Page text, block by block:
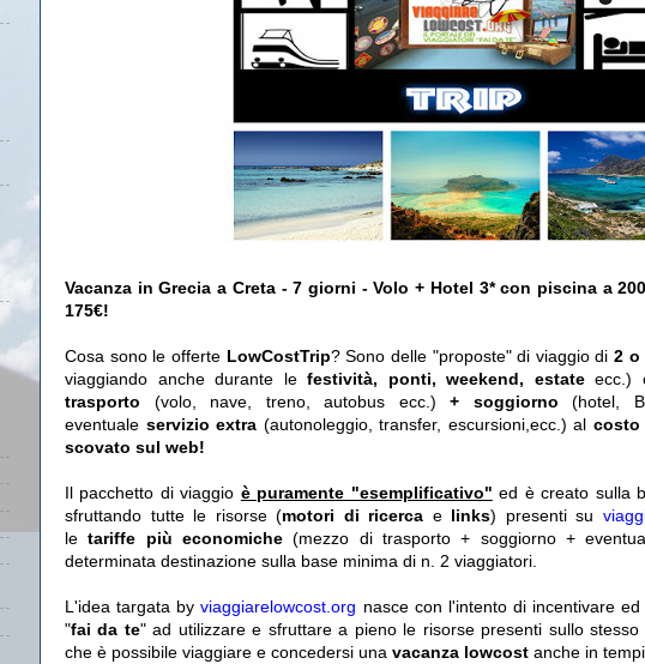
Vacanza in Grecia a Creta - 7 giorni - Volo + Hotel 3* con piscina a
175€!
Cosa sono le offerte LowCostTrip? Sono delle "proposte" di viaggio di2 o
viaggiando anche durante lefestività, ponti, weekend, estateecc.)
trasporto (volo, nave, treno, autobus ecc.) + soggiorno (hotel,
eventuale servizio extra (autonoleggio, transfer, escursioni,ecc.) al costo
scovato sul web!
Il pacchetto di viaggio è puramente "esemplificativo" ed è creato sulla
sfruttando tutte le risorse (motori di ricerca e links) presenti su
le tariffe più economiche(mezzo di trasporto + soggiorno +
determinata destinazione sulla base minima di n. 2 viaggiatori.
L'idea targata byviaggiarelowcost.org nasce con l'intento di incentivare
"fai da te" ad utilizzare e sfruttare a pieno le risorse presenti sullo
che è possibile viaggiare e concedersi una vacanza lowcost anche in